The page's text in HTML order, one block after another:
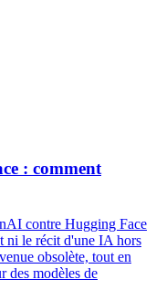
: comment
contre Hugging Face
ni le récit d'une IA hors
obsolète, tout en
des modèles de